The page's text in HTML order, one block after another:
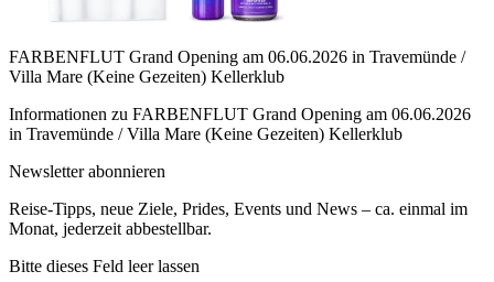
FARBENFLUT Grand Opening am 06.06.2026 in Travemünde /
Villa Mare (Keine Gezeiten) Kellerklub
Informationen zu FARBENFLUT Grand Opening am 06.06.2026
in Travemünde / Villa Mare (Keine Gezeiten) Kellerklub
Newsletter abonnieren
Reise-Tipps, neue Ziele, Prides, Events und News – ca. einmal im
Monat, jederzeit abbestellbar.
Bitte dieses Feld leer lassen